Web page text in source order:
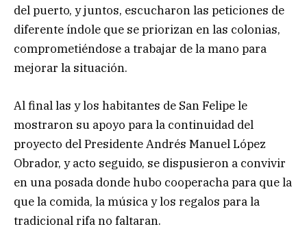
del puerto, y juntos, escucharon las peticiones de
diferente índole que se priorizan en las colonias,
comprometiéndose a trabajar de la mano para
mejorar la situación.
Al final las y los habitantes de San Felipe le
mostraron su apoyo para la continuidad del
proyecto del Presidente Andrés Manuel López
Obrador, y acto seguido, se dispusieron a convivir
en una posada donde hubo cooperacha para que la
que la comida, la música y los regalos para la
tradicional rifa no faltaran.